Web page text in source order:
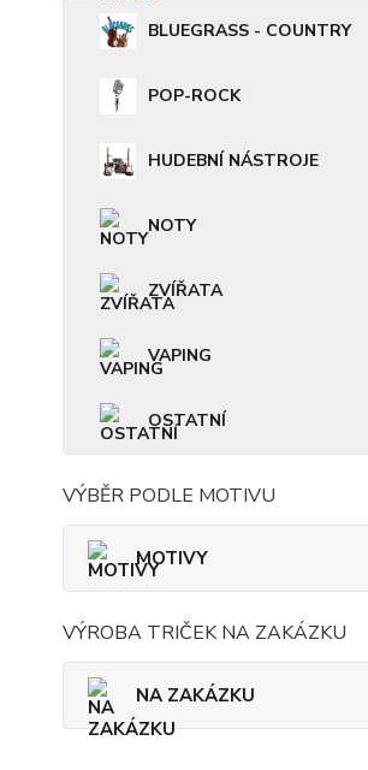
BLUEGRASS - COUNTRY
POP-ROCK
HUDEBNÍ NÁSTROJE
NOTY
ZVÍŘATA
VAPING
OSTATNÍ
VÝBĚR PODLE MOTIVU
MOTIVY
VÝROBA TRIČEK NA ZAKÁZKU
NA ZAKÁZKU